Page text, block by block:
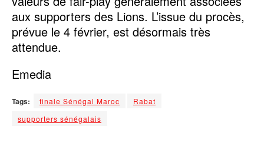
aux supporters des Lions. L’issue du procès,
prévue le 4 février, est désormais très
attendue.
Emedia
Tags: finale Sénégal Maroc
Rabat
supporters sénégalais